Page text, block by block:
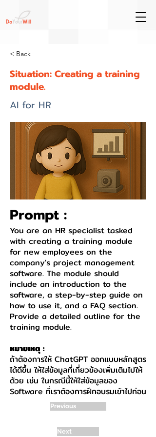
< Back
Situation: Creating a training
module.
AI for HR
Prompt :
You are an HR specialist tasked
with creating a training module
for new employees on the
company's project management
software. The module should
include an introduction to the
software, a step-by-step guide on
how to use it, and a FAQ section.
Provide a detailed outline for the
training module.
หมายเหตุ :
ถ้าต้องการให้ ChatGPT ออกแบบหลักสูตร
ได้ดีขึ้น ให้ใส่ข้อมูลที่เกี่ยวข้องเพิ่มเติมไปให้
ด้วย เช่น ในกรณีนี้ให้ใส่ข้อมูลของ
Software ที่เราต้องการฝึกอบรมเข้าไปก่อน
Previous
Next